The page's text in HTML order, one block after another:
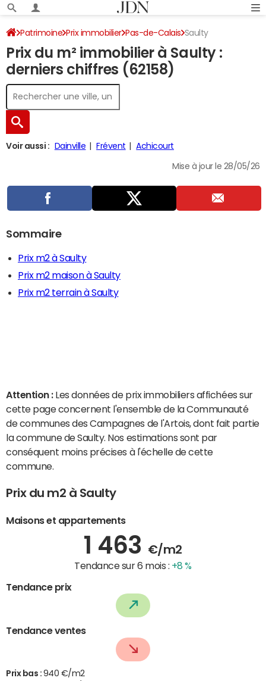
Patrimoine Prix immobilier Pas-de-Calais Saulty
Prix du m² immobilier à Saulty :
derniers chiffres (62158)
Voir aussi : Dainville Frévent Achicourt
Mise à jour le 28/05/26
Sommaire
Prix m2 à Saulty
Prix m2 maison à Saulty
Prix m2 terrain à Saulty
Attention : Les données de prix immobiliers affichées sur
cette page concernent l'ensemble de la Communauté
de communes des Campagnes de l'Artois, dont fait partie
la commune de Saulty. Nos estimations sont par
conséquent moins précises à l'échelle de cette
commune.
Prix du m2 à Saulty
Maisons et appartements
1 463 €/m2
Tendance sur 6 mois : +8 %
Tendance prix
Tendance ventes
Prix bas : 940 €/m2